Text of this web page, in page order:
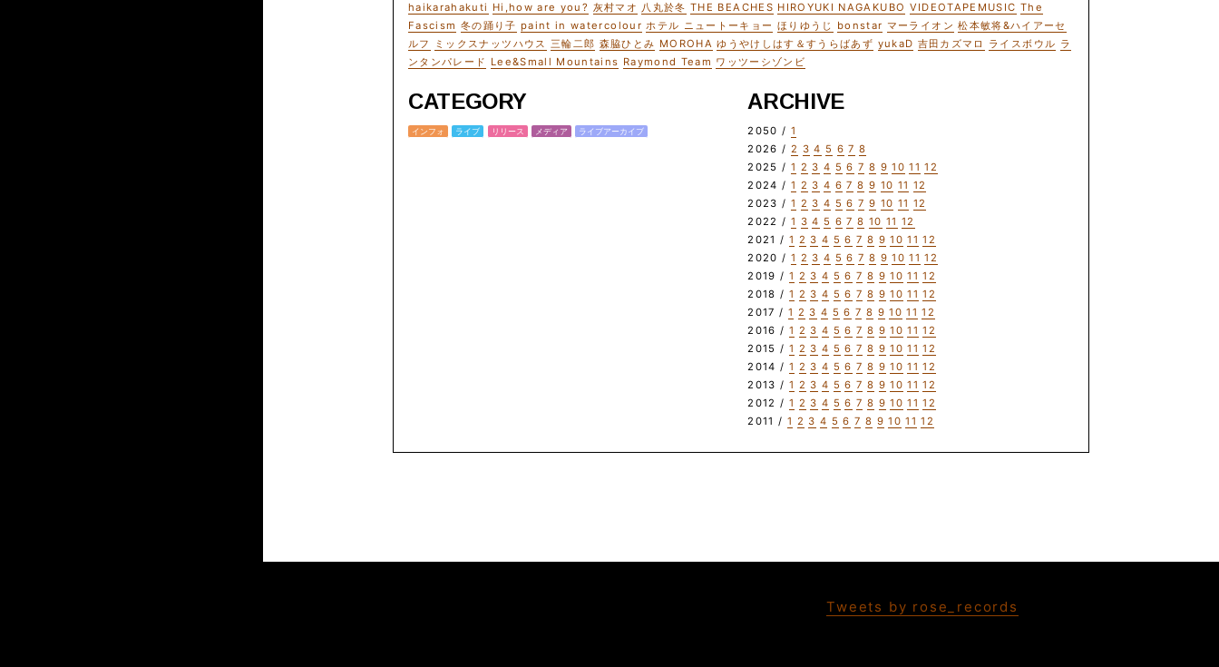
haikarahakuti Hi,how are you? 灰村マオ 八丸於冬 THE BEACHES HIROYUKI NAGAKUBO VIDEOTAPEMUSIC The
Fascism 冬の踊り子 paint in watercolour ホテル ニュートーキョー ほりゆうじ bonstar マーライオン 松本敏将&ハイアーセ
ルフ
ミックスナッツハウス 三輪二郎 森脇ひとみ MOROHA ゆうやけしはす＆すうらばあず yukaD 吉田カズマロ ライスボウル ラ
ンタンパレード Lee&Small Mountains Raymond Team ワッツーシゾンビ
CATEGORY
インフォ ライブ リリース メディア ライブアーカイブ
ARCHIVE
2050 / 1
2026 / 2 3 4 5 6 7 8
2025 / 1 2 3 4 5 6 7 8 9 10 11 12
2024 / 1 2 3 4 6 7 8 9 10 11 12
2023 / 1 2 3 4 5 6 7 9 10 11 12
2022 / 1 3 4 5 6 7 8 10 11 12
2021 / 1 2 3 4 5 6 7 8 9 10 11 12
2020 / 1 2 3 4 5 6 7 8 9 10 11 12
2019 / 1 2 3 4 5 6 7 8 9 10 11 12
2018 / 1 2 3 4 5 6 7 8 9 10 11 12
2017 / 1 2 3 4 5 6 7 8 9 10 11 12
2016 / 1 2 3 4 5 6 7 8 9 10 11 12
2015 / 1 2 3 4 5 6 7 8 9 10 11 12
2014 / 1 2 3 4 5 6 7 8 9 10 11 12
2013 / 1 2 3 4 5 6 7 8 9 10 11 12
2012 / 1 2 3 4 5 6 7 8 9 10 11 12
2011 / 1 2 3 4 5 6 7 8 9 10 11 12
Tweets by rose_records